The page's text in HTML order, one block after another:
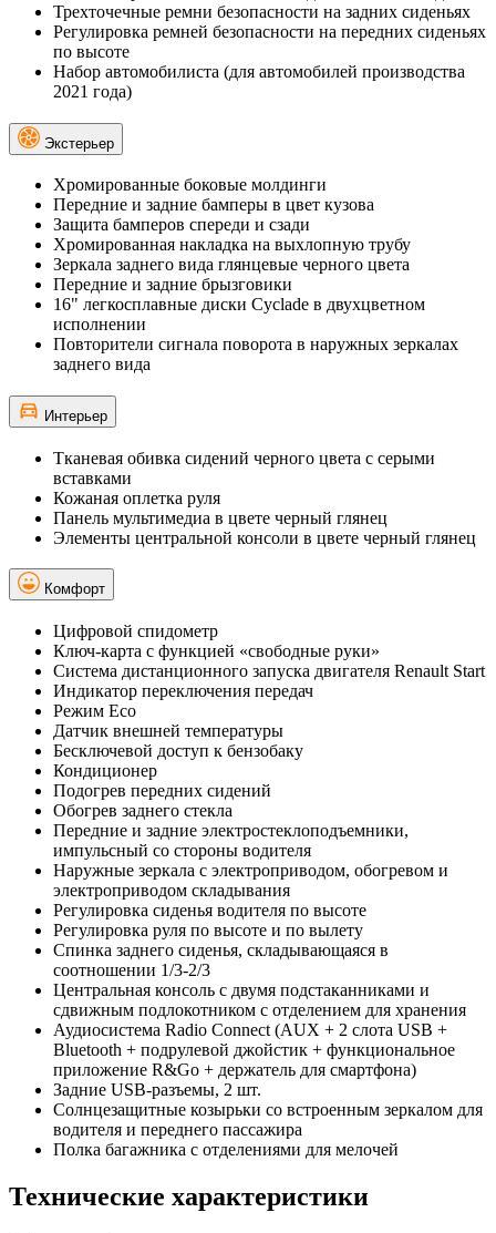
Трехточечные ремни безопасности на задних сиденьях
Регулировка ремней безопасности на передних сиденьях
по высоте
Набор автомобилиста (для автомобилей производства
2021 года)
Экстерьер
Хромированные боковые молдинги
Передние и задние бамперы в цвет кузова
Защита бамперов спереди и сзади
Хромированная накладка на выхлопную трубу
Зеркала заднего вида глянцевые черного цвета
Передние и задние брызговики
16" легкосплавные диски Cyclade в двухцветном
исполнении
Повторители сигнала поворота в наружных зеркалах
заднего вида
Интерьер
Тканевая обивка сидений черного цвета c серыми
вставками
Кожаная оплетка руля
Панель мультимедиа в цвете черный глянец
Элементы центральной консоли в цвете черный глянец
Комфорт
Цифровой спидометр
Ключ-карта с функцией «свободные руки»
Система дистанционного запуска двигателя Renault Start
Индикатор переключения передач
Режим Eco
Датчик внешней температуры
Бесключевой доступ к бензобаку
Кондиционер
Подогрев передних сидений
Обогрев заднего стекла
Передние и задние электростеклоподъемники,
импульсный со стороны водителя
Наружные зеркала с электроприводом, обогревом и
электроприводом складывания
Регулировка сиденья водителя по высоте
Регулировка руля по высоте и по вылету
Спинка заднего сиденья, складывающаяся в
соотношении 1/3-2/3
Центральная консоль с двумя подстаканниками и
сдвижным подлокотником с отделением для хранения
Аудиосистема Radio Connect (AUX + 2 слота USB +
Bluetooth + подрулевой джойстик + функциональное
приложение R&Go + держатель для смартфона)
Задние USB-разъемы, 2 шт.
Солнцезащитные козырьки со встроенным зеркалом для
водителя и переднего пассажира
Полка багажника с отделениями для мелочей
Технические характеристики